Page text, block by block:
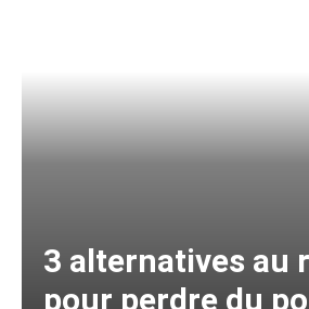
3 alternatives au
pour perdre du